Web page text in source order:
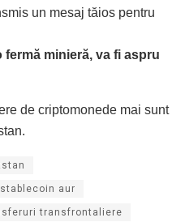
un mesaj tăios pentru
fermă minieră, va fi aspru
de criptomonede mai sunt
stablecoin aur
transfrontaliere